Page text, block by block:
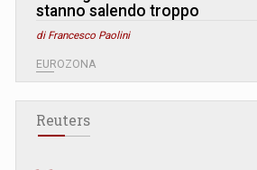
stanno salendo troppo
di Francesco Paolini
EUROZONA
Reuters